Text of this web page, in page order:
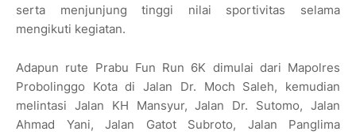
serta menjunjung tinggi nilai sportivitas selama
mengikuti kegiatan.
Adapun rute Prabu Fun Run 6K dimulai dari Mapolres
Probolinggo Kota di Jalan Dr. Moch Saleh, kemudian
melintasi Jalan KH Mansyur, Jalan Dr. Sutomo, Jalan
Ahmad Yani, Jalan Gatot Subroto, Jalan Panglima